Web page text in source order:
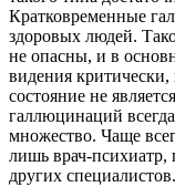
Кратковременные
здоровых людей.
не опасны, и в
видения
состояние не
галлюцинаций
множество. Чаще
лишь врач-
других специалистов.